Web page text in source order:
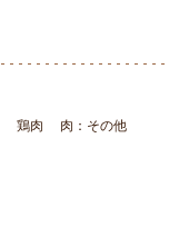
鶏肉
肉：その他